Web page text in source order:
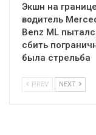
Экшн на
водитель
Benz ML
сбить
была стрельба
PREV NEXT